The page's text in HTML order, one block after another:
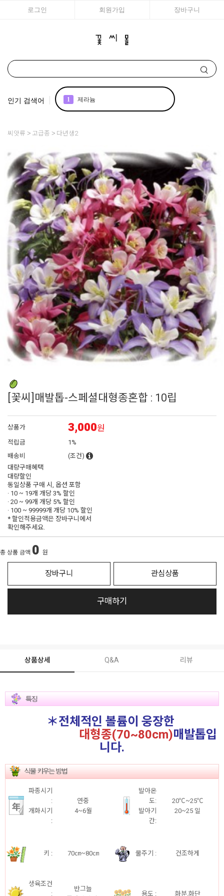
로그인 회원가입 장바구니
인기 검색어 1 제라늄
4 리갈
5 모종
6 접시꽃
7 어린모종 국화
8 비올라
9 펜스테몬
10 에키네시아
씨앗류 고급종 다년생2
[꽃씨]매발톱-스페셜대형종혼합 : 10립
상품가 3,000원
적립금
1%
배송비
(조건)
대량구매혜택
대량할인
동일상품 구매 시, 옵션 포함
· 10 ~ 19개 개당3% 할인
· 20 ~ 99개 개당 5% 할인
· 100 ~ 99999개 개당 10% 할인
* 할인적용금액은 장바구니에서
확인해주세요.
총 상품 금액 0 원
장바구니 관심상품
구매하기
상품상세 Q&A 리뷰
＊전체적인 볼륨이 웅장한
대형종(70~80cm)매발톱입
니다.
파종시기
:
개화시기
:
연중
4~6월
발아온
도:
발아기
간:
20℃~25℃
20~25 일
키 : 70㎝~80㎝ 물주기 : 건조하게
생육조건
:
반그늘
용도 : 화분,화단